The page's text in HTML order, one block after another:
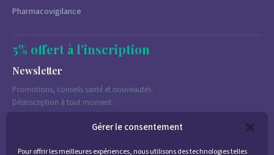
Gérer le consentement
Pour offrir les meilleures expériences, nous utilisons des technologies telles
Pharmacovigilance
5% offert à l'inscription
Newsletter
Promotions, conseils santé et nouveautés.
Désinscription à tout moment.